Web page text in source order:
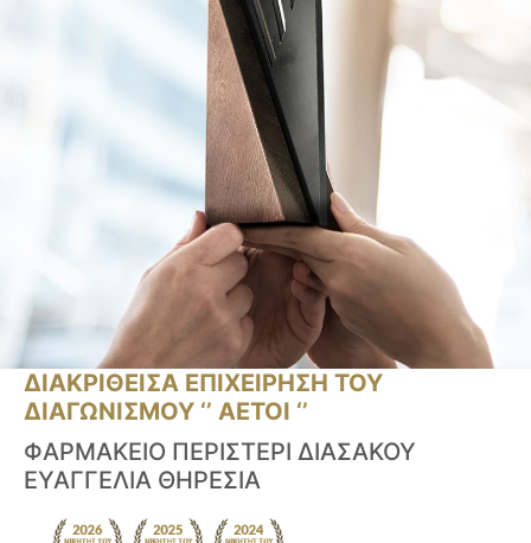
ΔΙΑΚΡΙΘΕΙΣΑ ΕΠΙΧΕΙΡΗΣΗ ΤΟΥ
ΔΙΑΓΩΝΙΣΜΟΥ ‘’ ΑΕΤΟΙ ‘’
ΦΑΡΜΑΚΕΙΟ ΠΕΡΙΣΤΕΡΙ ΔΙΑΣΑΚΟΥ
ΕΥΑΓΓΕΛΙΑ ΘΗΡΕΣΙΑ